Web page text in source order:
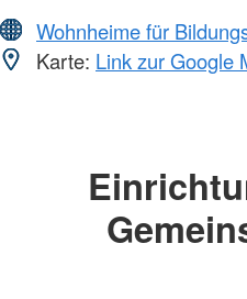
Wohnheime für
Karte: Link zur Google